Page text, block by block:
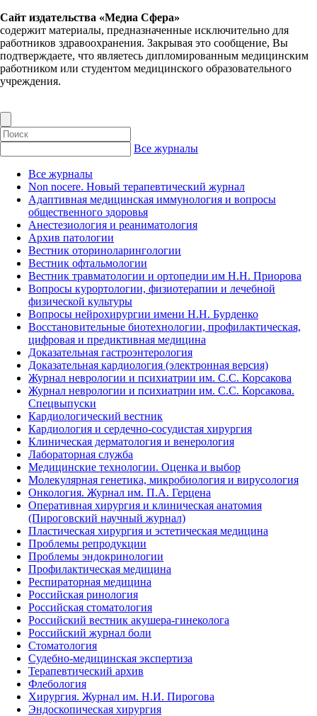
Сайт издательства «Медиа Сфера»
содержит материалы, предназначенные исключительно для
работников здравоохранения. Закрывая это сообщение, Вы
подтверждаете, что являетесь дипломированным медицинским
работником или студентом медицинского образовательного
учреждения.
Все журналы
Все журналы
Non nocere. Новый терапевтический журнал
Адаптивная медицинская иммунология и вопросы
общественного здоровья
Анестезиология и реаниматология
Архив патологии
Вестник оториноларингологии
Вестник офтальмологии
Вестник травматологии и ортопедии им Н.Н. Приорова
Вопросы курортологии, физиотерапии и лечебной
физической культуры
Вопросы нейрохирургии имени Н.Н. Бурденко
Восстановительные биотехнологии, профилактическая,
цифровая и предиктивная медицина
Доказательная гастроэнтерология
Доказательная кардиология (электронная версия)
Журнал неврологии и психиатрии им. С.С. Корсакова
Журнал неврологии и психиатрии им. С.С. Корсакова.
Спецвыпуски
Кардиологический вестник
Кардиология и сердечно-сосудистая хирургия
Клиническая дерматология и венерология
Лабораторная служба
Медицинские технологии. Оценка и выбор
Молекулярная генетика, микробиология и вирусология
Онкология. Журнал им. П.А. Герцена
Оперативная хирургия и клиническая анатомия
(Пироговский научный журнал)
Пластическая хирургия и эстетическая медицина
Проблемы репродукции
Проблемы эндокринологии
Профилактическая медицина
Респираторная медицина
Российская ринология
Российская стоматология
Российский вестник акушера-гинеколога
Российский журнал боли
Стоматология
Судебно-медицинская экспертиза
Терапевтический архив
Флебология
Хирургия. Журнал им. Н.И. Пирогова
Эндоскопическая хирургия